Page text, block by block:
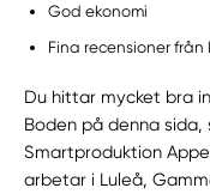
God ekonomi
Fina recensioner
Du hittar mycket bra
Boden på denna
Smartproduktion
arbetar i Luleå,